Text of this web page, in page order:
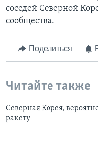
соседей Северной
сообщества.
Поделиться
Читайте также
Северная Корея,
ракету